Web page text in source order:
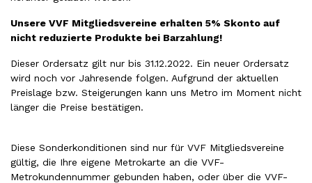
Unsere VVF Mitgliedsvereine erhalten 5% Skonto auf
nicht reduzierte Produkte bei Barzahlung!
Dieser Ordersatz gilt nur bis 31.12.2022. Ein neuer Ordersatz
wird noch vor Jahresende folgen. Aufgrund der aktuellen
Preislage bzw. Steigerungen kann uns Metro im Moment nicht
länger die Preise bestätigen.
Diese Sonderkonditionen sind nur für VVF Mitgliedsvereine
gültig, die Ihre eigene Metrokarte an die VVF-
Metrokundennummer gebunden haben, oder über die VVF-